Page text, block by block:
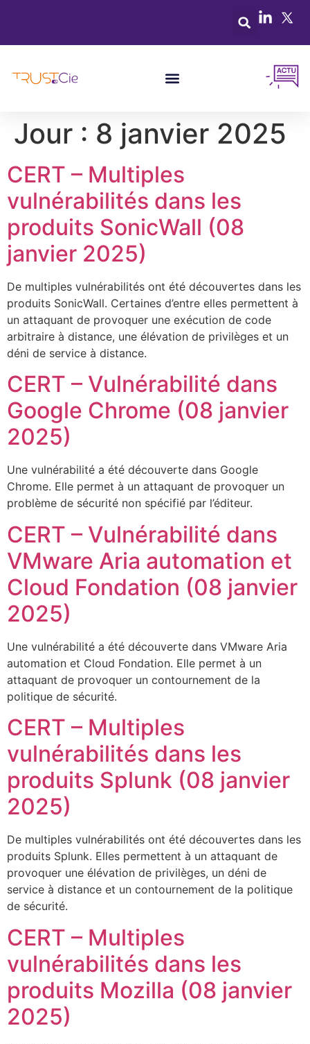
Jour : 8 janvier 2025
CERT – Multiples
vulnérabilités dans les
produits SonicWall (08
janvier 2025)
De multiples vulnérabilités ont été découvertes dans les
produits SonicWall. Certaines d’entre elles permettent à
un attaquant de provoquer une exécution de code
arbitraire à distance, une élévation de privilèges et un
déni de service à distance.
CERT – Vulnérabilité dans
Google Chrome (08 janvier
2025)
Une vulnérabilité a été découverte dans Google
Chrome. Elle permet à un attaquant de provoquer un
problème de sécurité non spécifié par l’éditeur.
CERT – Vulnérabilité dans
VMware Aria automation et
Cloud Fondation (08 janvier
2025)
Une vulnérabilité a été découverte dans VMware Aria
automation et Cloud Fondation. Elle permet à un
attaquant de provoquer un contournement de la
politique de sécurité.
CERT – Multiples
vulnérabilités dans les
produits Splunk (08 janvier
2025)
De multiples vulnérabilités ont été découvertes dans les
produits Splunk. Elles permettent à un attaquant de
provoquer une élévation de privilèges, un déni de
service à distance et un contournement de la politique
de sécurité.
CERT – Multiples
vulnérabilités dans les
produits Mozilla (08 janvier
2025)